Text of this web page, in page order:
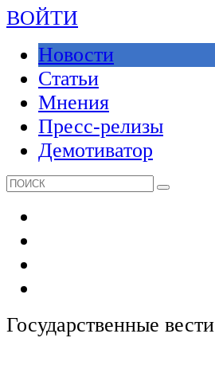
ВОЙТИ
Новости
Статьи
Мнения
Пресс-релизы
Демотиватор
Государственные вести